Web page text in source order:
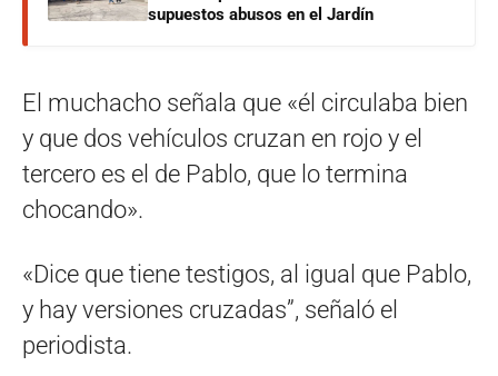
supuestos abusos en el Jardín
El muchacho señala que «él circulaba bien
y que dos vehículos cruzan en rojo y el
tercero es el de Pablo, que lo termina
chocando».
«Dice que tiene testigos, al igual que Pablo,
y hay versiones cruzadas”, señaló el
periodista.